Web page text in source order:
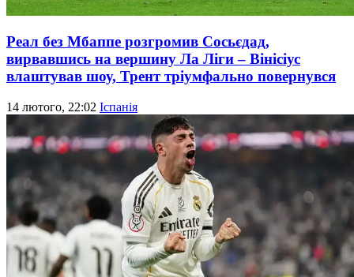
Реал без Мбаппе розгромив Сосьєдад,
вирвавшись на вершину Ла Ліги – Вінісіус
влаштував шоу, Трент тріумфально повернувся
14 лютого, 22:02 Іспанія